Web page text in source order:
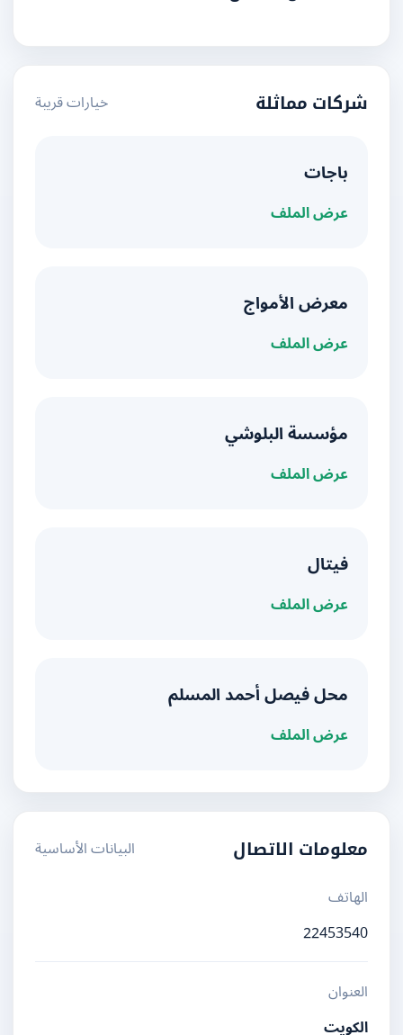
شركات مماثلة خيارات قريبة
باجات
عرض الملف
معرض الأمواج
عرض الملف
مؤسسة البلوشي
عرض الملف
فيتال
عرض الملف
محل فيصل أحمد المسلم
عرض الملف
معلومات الاتصال
البيانات الأساسية
الهاتف
22453540
العنوان
الكويت